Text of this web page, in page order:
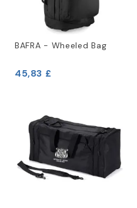
BAFRA - Wheeled Bag
45,83 £